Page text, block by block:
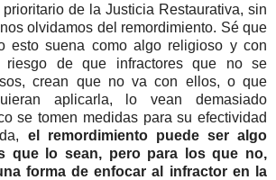
de la Justicia Restaurativa, sin
olvidamos del remordimiento. Sé que
esto suena como algo religioso y con
riesgo de que infractores que no se
crean que no va con ellos, o que
aplicarla, lo vean demasiado
se tomen medidas para su efectividad
el remordimiento puede ser algo
que lo sean, pero para los que no,
forma de enfocar al infractor en la